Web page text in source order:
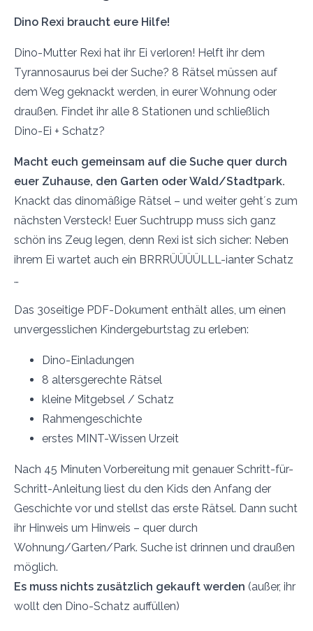
Dino Rexi braucht eure Hilfe!
Dino-Mutter Rexi hat ihr Ei verloren! Helft ihr dem
Tyrannosaurus bei der Suche? 8 Rätsel müssen auf
dem Weg geknackt werden, in eurer Wohnung oder
draußen. Findet ihr alle 8 Stationen und schließlich
Dino-Ei + Schatz?
Macht euch gemeinsam auf die Suche quer durch
euer Zuhause, den Garten oder Wald/Stadtpark.
Knackt das dinomäßige Rätsel – und weiter geht´s zum
nächsten Versteck! Euer Suchtrupp muss sich ganz
schön ins Zeug legen, denn Rexi ist sich sicher: Neben
ihrem Ei wartet auch ein BRRRÜÜÜÜLLL-ianter Schatz
…
Das 30seitige PDF-Dokument enthält alles, um einen
unvergesslichen Kindergeburtstag zu erleben:
Dino-Einladungen
8 altersgerechte Rätsel
kleine Mitgebsel / Schatz
Rahmengeschichte
erstes MINT-Wissen Urzeit
Nach 45 Minuten Vorbereitung mit genauer Schritt-für-
Schritt-Anleitung liest du den Kids den Anfang der
Geschichte vor und stellst das erste Rätsel. Dann sucht
ihr Hinweis um Hinweis – quer durch
Wohnung/Garten/Park. Suche ist drinnen und draußen
möglich.
Es muss nichts zusätzlich gekauft werden (außer, ihr
wollt den Dino-Schatz auffüllen)